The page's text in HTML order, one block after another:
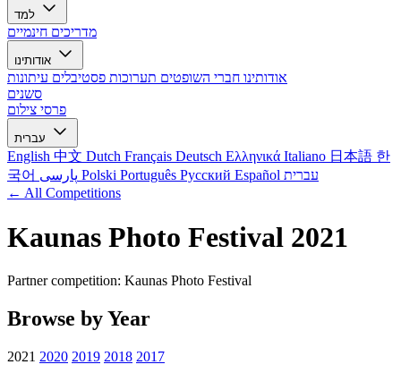
למד
מדריכים חינמיים
אודותינו
אודותינו חברי השופטים תערוכות פסטיבלים עיתונות
סשנים
פרסי צילום
English 中文 Dutch Français Deutsch Ελληνικά Italiano 日本語 한
국어
Polski Português Русский Español עברית
← All Competitions
Kaunas Photo Festival 2021
Partner competition: Kaunas Photo Festival
Browse by Year
2021 2020 2019 2018 2017